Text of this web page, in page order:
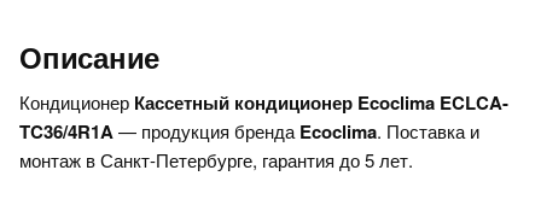
Описание
Кондиционер Кассетный кондиционер Ecoclima ECLCA-
TC36/4R1A— продукция бренда Ecoclima. Поставка и
монтаж в Санкт-Петербурге, гарантия до 5 лет.